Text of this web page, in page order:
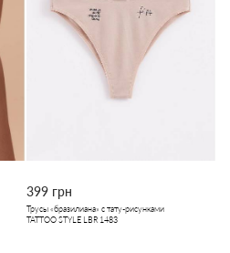
399 грн
Трусы «бразилиана» с тату-рисунками
TATTOO STYLE LBR 1483